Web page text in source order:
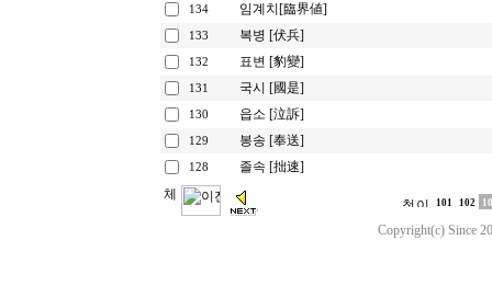
134 임계치[臨界値]
133 복병 [伏兵]
132 표변 [豹變]
131 국시 [國是]
130 읍소 [泣訴]
129 봉송 [奉送]
128 졸속 [拙速]
101 102
Copyright(c) Since